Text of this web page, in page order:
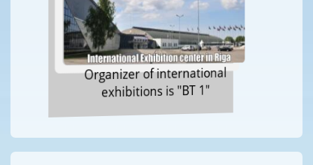
Organizer of international
exhibitions is "BT 1"